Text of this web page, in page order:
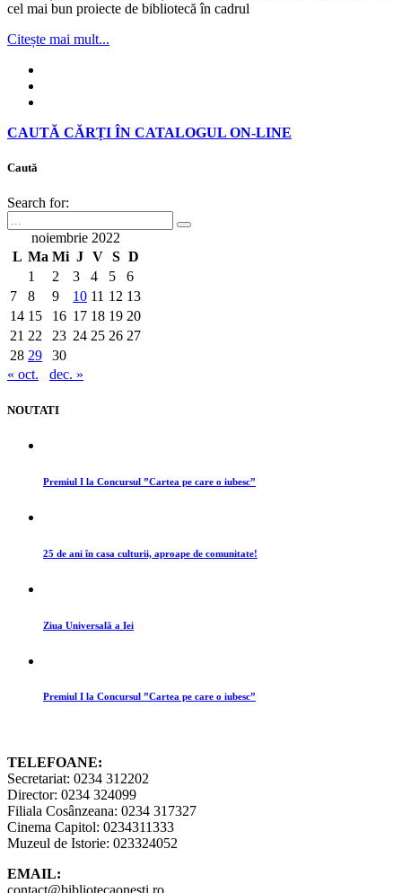
cel mai bun proiecte de bibliotecă în cadrul
Citește mai mult...
CAUTĂ CĂRȚI ÎN CATALOGUL ON-LINE
Caută
Search for:
noiembrie 2022
L Ma Mi J V S D
1
2 3 4 5
6
7
8 9 10 11 12 13
14 15 16 17 18 19 20
21 22 23 24 25 26 27
28 29
30
« oct.
dec. »
NOUTATI
Premiul I la Concursul ”Cartea pe care o iubesc”
25 de ani în casa culturii, aproape de comunitate!
Ziua Universală a Iei
Premiul I la Concursul ”Cartea pe care o iubesc”
TELEFOANE:
Secretariat: 0234 312202
Director: 0234 324099
Filiala Cosânzeana: 0234 317327
Cinema Capitol: 0234311333
Muzeul de Istorie: 023324052
EMAIL: